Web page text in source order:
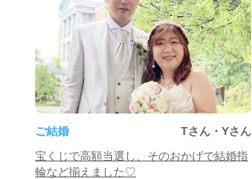
ご結婚
Tさん・Yさん
宝くじで高額当選し、そのおかげで結婚指
輪など揃えました♡